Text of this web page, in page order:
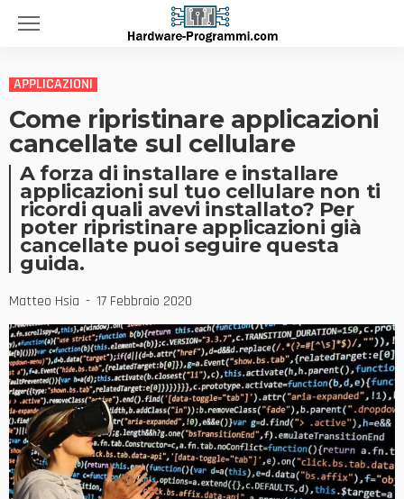
APPLICAZIONI
Come ripristinare applicazioni
cancellate sul cellulare
A forza di installare e installare
applicazioni sul tuo cellulare non ti
ricordi quali avevi installato? Per
poter ripristinare applicazioni già
cancellate puoi seguire questa
guida.
Matteo Hsia 17 Febbraio 2020